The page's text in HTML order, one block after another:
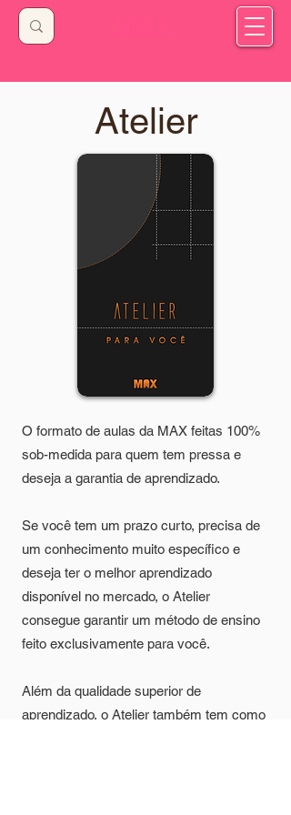
Atelier
O formato de aulas da MAX feitas 100%
sob-medida para quem tem pressa e
deseja a garantia de aprendizado.
Se você tem um prazo curto, precisa de
um conhecimento muito específico e
deseja ter o melhor aprendizado
disponível no mercado, o Atelier
consegue garantir um método de ensino
feito exclusivamente para você.
Além da qualidade superior de
aprendizado, o Atelier também tem como